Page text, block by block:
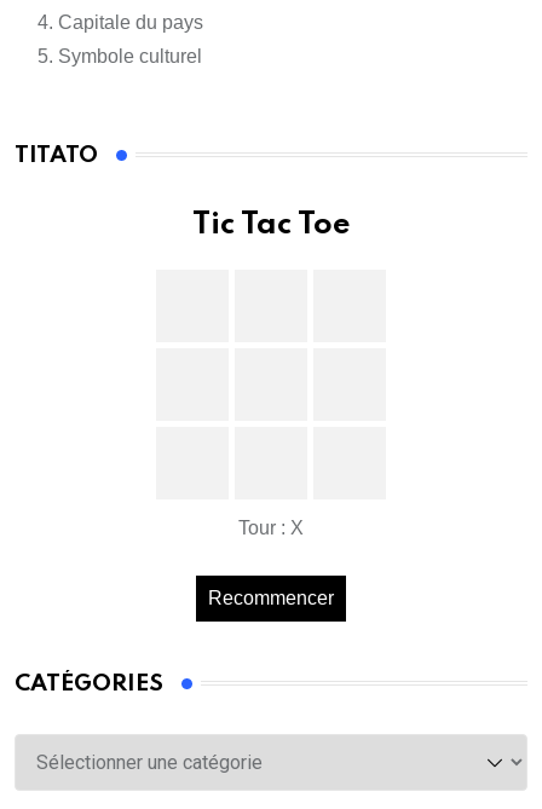
Capitale du pays
Symbole culturel
TITATO
Tic Tac Toe
Tour : X
Recommencer
CATÉGORIES
Catégories